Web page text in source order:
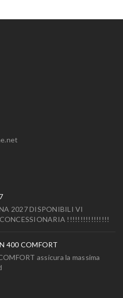
2027 DISPONIBILI VI
!!!!!!!!!!!!!!!!
400 COMFORT
assicura la massima